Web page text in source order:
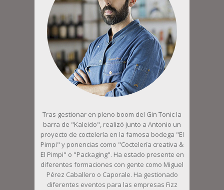
Tras gestionar en pleno boom del Gin Tonic la
barra de "Kaleido", realizó junto a Antonio un
proyecto de coctelería en la famosa bodega "El
Pimpi" y ponencias como "Coctelería creativa &
El Pimpi" o "Packaging". Ha estado presente en
diferentes formaciones con gente como Miguel
Pérez Caballero o Caporale. Ha gestionado
diferentes eventos para las empresas Fizz